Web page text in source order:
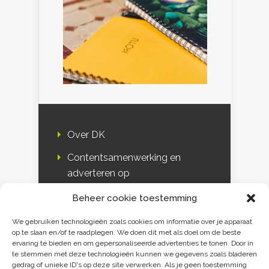
Beheer cookie toestemming
We gebruiken technologieën zoals cookies om informatie over je apparaat
op te slaan en/of te raadplegen. We doen dit met als doel om de beste
ervaring te bieden en om gepersonaliseerde advertenties te tonen. Door in
te stemmen met deze technologieën kunnen we gegevens zoals bladeren
gedrag of unieke ID's op deze site verwerken. Als je geen toestemming
Over DK
Contentsamenwerking en
adverteren op
DK & media
Disclaimer